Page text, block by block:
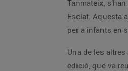
Tanmateix,
Esclat. Aquesta
per a infants en
Una de les
edició, que va